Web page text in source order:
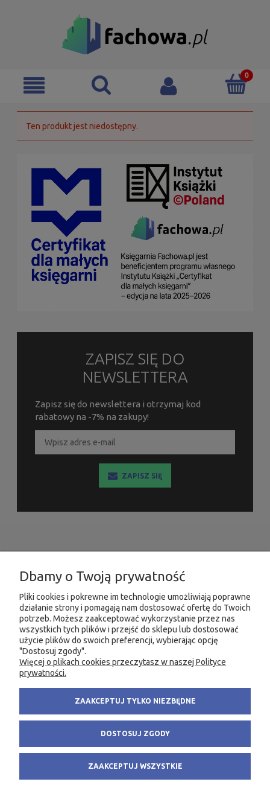
Ten produkt jest niedostępny.
ZAPISZ SIĘ DO
NEWSLETTERA
Zapisz się do newslettera i otrzymaj kod
rabatowy na -7% na zakupy!
ZAPISZ SIĘ
INFORMACJE
MOJE KONTO
PRODUKTY
KONTAKT
info@fachowa.pl
KSIĘGARNIA FACHOWA.PL
80-299 Gdańsk
NIP: 584-182-39-49
Dbamy o Twoją prywatność
Pliki cookies i pokrewne im technologie umożliwiają poprawne
działanie strony i pomagają nam dostosować ofertę do Twoich
potrzeb. Możesz zaakceptować wykorzystanie przez nas
wszystkich tych plików i przejść do sklepu lub dostosować
użycie plików do swoich preferencji, wybierając opcję
"Dostosuj zgody".
Więcej o plikach cookies przeczytasz w naszej Polityce
prywatności.
ZAAKCEPTUJ TYLKO NIEZBĘDNE
DOSTOSUJ ZGODY
ZAAKCEPTUJ WSZYSTKIE